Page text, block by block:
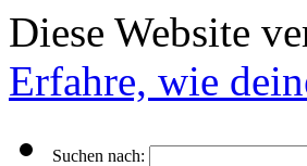
Diese Website
Erfahre, wie
Suchen nach: